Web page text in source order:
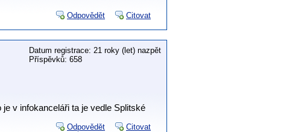
Odpovědět Citovat
Datum registrace: 21 roky (let) nazpět
Příspěvků: 658
v infokanceláři ta je vedle Splitské
Odpovědět Citovat